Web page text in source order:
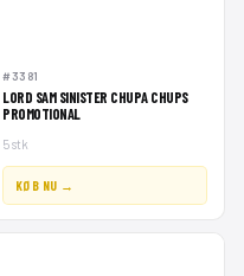
#3381
LORD SAM SINISTER CHUPA CHUPS
PROMOTIONAL
5 stk
KØB NU →